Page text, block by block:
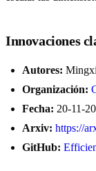
Innovaciones
Autores:
Organización:
Fecha: 20-11-
Arxiv: https://
GitHub: